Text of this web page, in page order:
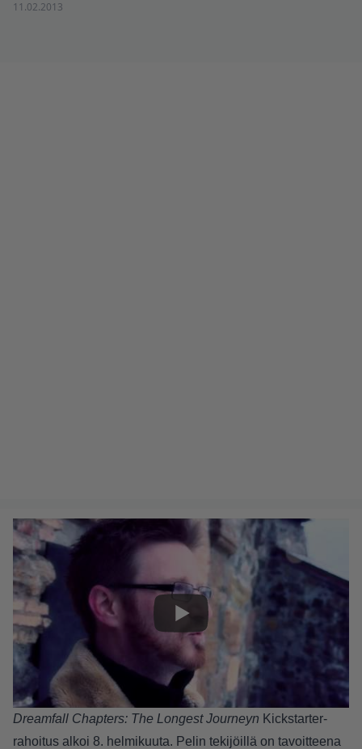
11.02.2013
Dreamfall Chapters: The Longest Journeyn Kickstarter-
rahoitus alkoi 8. helmikuuta. Pelin tekijöillä on tavoitteena